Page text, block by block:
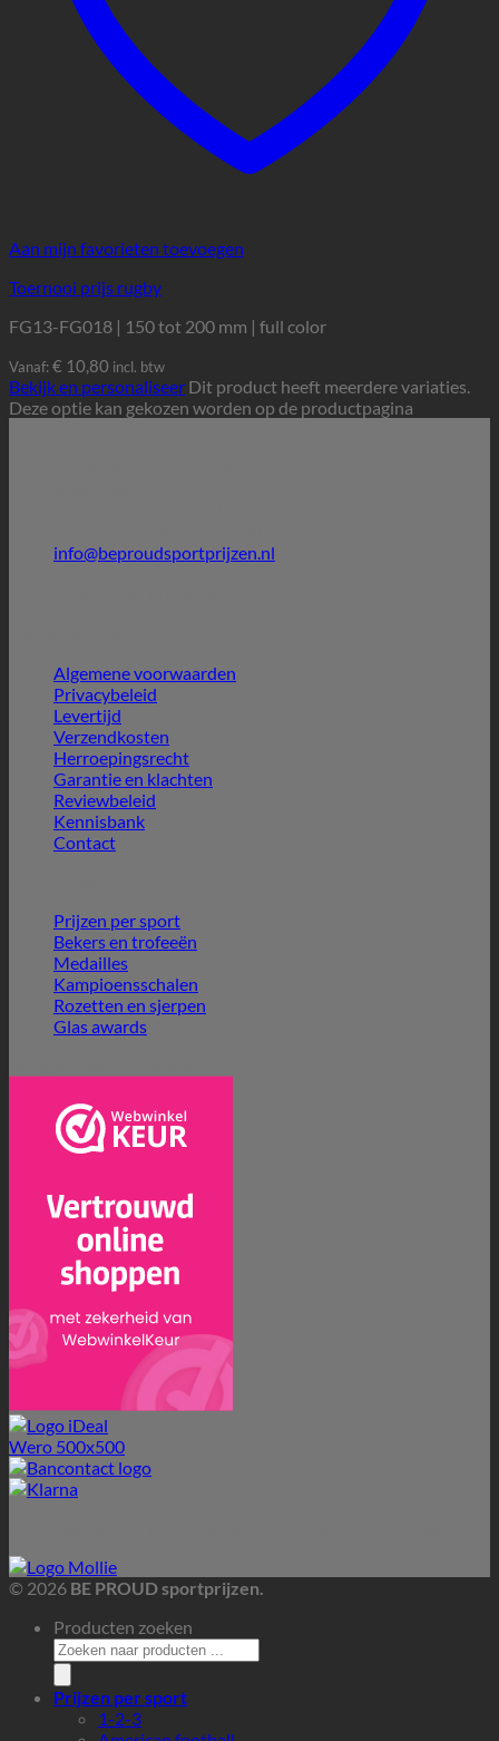
Aan mijn favorieten toevoegen
Toernooi prijs rugby
FG13-FG018 | 150 tot 200 mm | full color
Vanaf: € 10,80 incl. btw
Bekijk en personaliseer Dit product heeft meerdere variaties.
Deze optie kan gekozen worden op de productpagina
info@beproudsportprijzen.nl
Algemene voorwaarden
Privacybeleid
Levertijd
Verzendkosten
Herroepingsrecht
Garantie en klachten
Reviewbeleid
Kennisbank
Contact
Prijzen per sport
Bekers en trofeeën
Medailles
Kampioensschalen
Rozetten en sjerpen
Glas awards
© 2026 BE PROUD sportprijzen.
Producten zoeken
Prijzen per sport
1-2-3